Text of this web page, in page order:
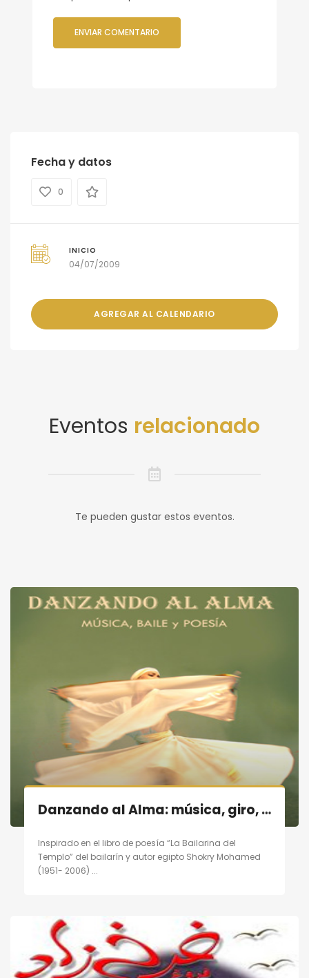
Fecha y datos
0
INICIO
04/07/2009
AGREGAR AL CALENDARIO
Eventos relacionado
Te pueden gustar estos eventos.
Danzando al Alma: música, giro, poesía en Madrid el 19/11/11
Inspirado en el libro de poesía “La Bailarina del
Templo” del bailarín y autor egipto Shokry Mohamed
(1951- 2006) ...